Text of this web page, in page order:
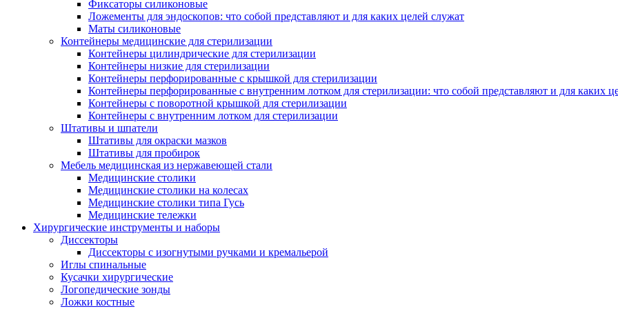
Фиксаторы силиконовые
Ложементы для эндоскопов: что собой представляют и для каких целей служат
Маты силиконовые
Контейнеры медицинские для стерилизации
Контейнеры цилиндрические для стерилизации
Контейнеры низкие для стерилизации
Контейнеры перфорированные с крышкой для стерилизации
Контейнеры перфорированные с внутренним лотком для стерилизации: что собой представляют и для каких
Контейнеры с поворотной крышкой для стерилизации
Контейнеры с внутренним лотком для стерилизации
Штативы и шпатели
Штативы для окраски мазков
Штативы для пробирок
Мебель медицинская из нержавеющей стали
Медицинские столики
Медицинские столики на колесах
Медицинские столики типа Гусь
Медицинские тележки
Хирургические инструменты и наборы
Диссекторы
Диссекторы с изогнутыми ручками и кремальерой
Иглы спинальные
Кусачки хирургические
Логопедические зонды
Ложки костные